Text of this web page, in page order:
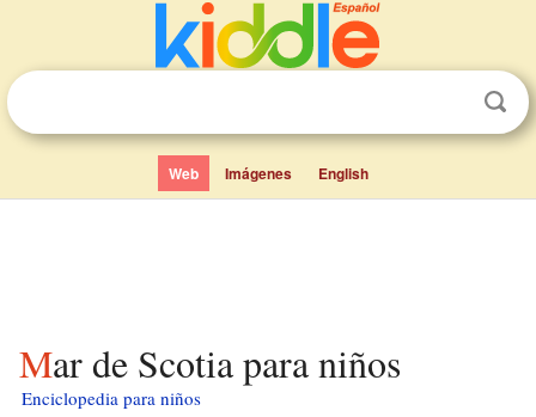
Web Imágenes English
Mar de Scotia para niños
Enciclopedia para niños